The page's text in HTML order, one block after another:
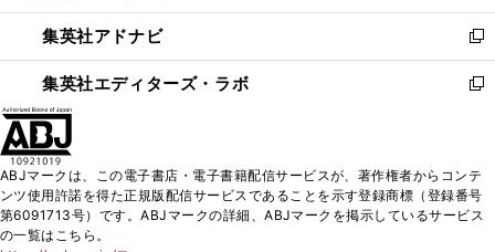
開
く
ウ
で
開
く
ン
ド
ウ
で
ウ
ィ
ン
ド
く
集英社アドナビ
新
し
い
ド
ウ
で
集英社エディターズ・ラボ
新
ィ
ン
ド
ABJマークは、この電子書店・電子書籍配信サービスが、著作権者からコンテ
ンツ使用許諾を得た正規版配信サービスであることを示す登録商標（登録番号
第6091713号）です。ABJマークの詳細、ABJマークを掲示しているサービス
の一覧はこちら。